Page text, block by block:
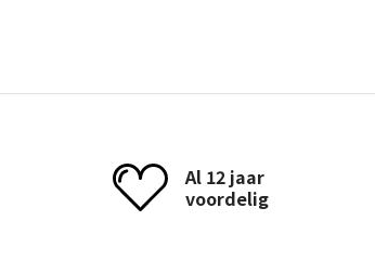
Al 12 jaar
voordelig